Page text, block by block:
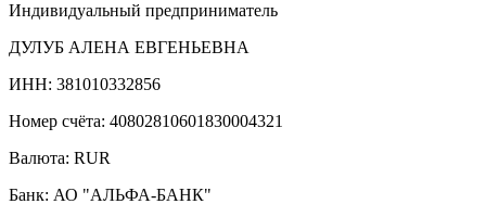
Индивидуальный предприниматель
ДУЛУБ АЛЕНА ЕВГЕНЬЕВНА
ИНН: 381010332856
Номер счёта: 40802810601830004321
Валюта: RUR
Банк: АО "АЛЬФА-БАНК"